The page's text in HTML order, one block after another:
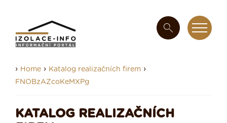
› Home › Katalog realizačních firem ›
FNOBzAZcoKeMXPg
KATALOG REALIZAČNÍCH